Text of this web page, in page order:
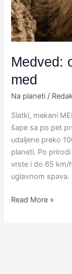
Medved:
med
Na planeti /
Slatki, mekani
šape sa po pet
udaljene preko
planeti. Po
vrste i do 65 km/
uglavnom
med
Read More »